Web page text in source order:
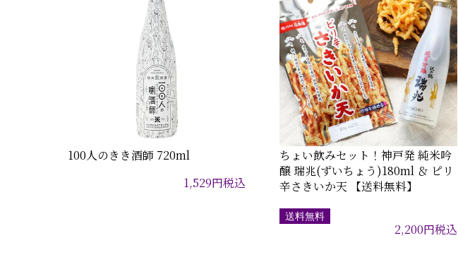
100人のきき酒師 720ml
1,529円税込
ちょい飲みセット！神戸発 純米吟
醸 瑞兆(ずいちょう)180ml ＆ ピリ
辛さきいか天 【送料無料】
送料無料
2,200円税込